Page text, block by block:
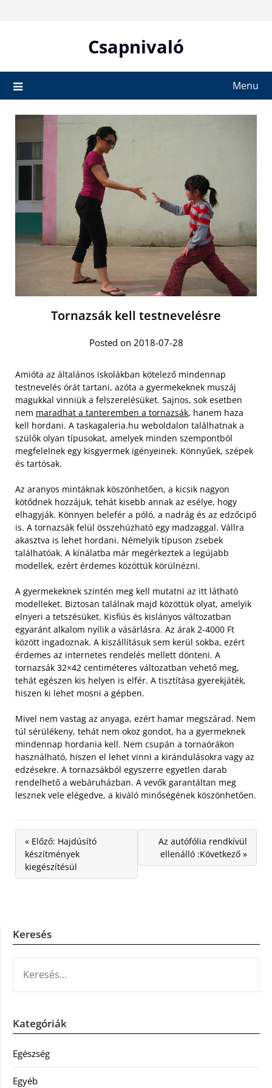
Csapnivaló
Menu
Tornazsák kell testnevelésre
Posted on 2018-07-28
Amióta az általános iskolákban kötelező mindennap
testnevelés órát tartani, azóta a gyermekeknek muszáj
magukkal vinniük a felszerelésüket. Sajnos, sok esetben
nem maradhat a tanteremben a tornazsák, hanem haza
kell hordani. A taskagaleria.hu weboldalon találhatnak a
szülők olyan típusokat, amelyek minden szempontból
megfelelnek egy kisgyermek igényeinek. Könnyűek, szépek
és tartósak.
Az aranyos mintáknak köszönhetően, a kicsik nagyon
kötődnek hozzájuk, tehát kisebb annak az esélye, hogy
elhagyják. Könnyen belefér a póló, a nadrág és az edzőcipő
is. A tornazsák felül összehúzható egy madzaggal. Vállra
akasztva is lehet hordani. Némelyik típuson zsebek
találhatóak. A kínálatba már megérkeztek a legújabb
modellek, ezért érdemes közöttük körülnézni.
A gyermekeknek szintén meg kell mutatni az itt látható
modelleket. Biztosan találnak majd közöttük olyat, amelyik
elnyeri a tetszésüket. Kisfiús és kislányos változatban
egyaránt alkalom nyílik a vásárlásra. Az árak 2-4000 Ft
között ingadoznak. A kiszállításuk sem kerül sokba, ezért
érdemes az internetes rendelés mellett dönteni. A
tornazsák 32×42 centiméteres változatban vehető meg,
tehát egészen kis helyen is elfér. A tisztítása gyerekjáték,
hiszen ki lehet mosni a gépben.
Mivel nem vastag az anyaga, ezért hamar megszárad. Nem
túl sérülékeny, tehát nem okoz gondot, ha a gyermeknek
mindennap hordania kell. Nem csupán a tornaórákon
használható, hiszen el lehet vinni a kirándulásokra vagy az
edzésekre. A tornazsákból egyszerre egyetlen darab
rendelhető a webáruházban. A vevők garantáltan meg
lesznek vele elégedve, a kiváló minőségének köszönhetően.
« Előző: Hajdúsító
készítmények
kiegészítésül
Az autófólia rendkívül
ellenálló :Következő »
Keresés
Kategóriák
Egészség
Egyéb